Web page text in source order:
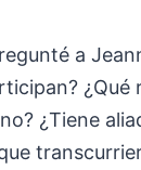
a
¿Qué
¿Tiene